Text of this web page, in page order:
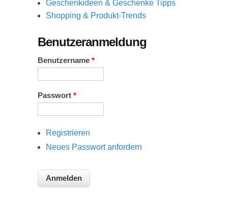
Geschenkideen & Geschenke Tipps
Shopping & Produkt-Trends
Benutzeranmeldung
Benutzername *
Passwort *
Registrieren
Neues Passwort anfordern